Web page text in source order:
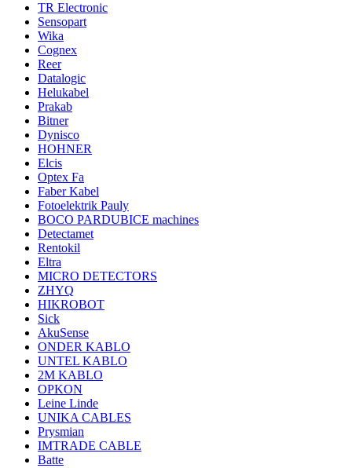
TR Electronic
Sensopart
Wika
Cognex
Reer
Datalogic
Helukabel
Prakab
Bitner
Dynisco
HOHNER
Elcis
Optex Fa
Faber Kabel
Fotoelektrik Pauly
BOCO PARDUBICE machines
Detectamet
Rentokil
Eltra
MICRO DETECTORS
ZHYQ
HIKROBOT
Sick
AkuSense
ONDER KABLO
UNTEL KABLO
2M KABLO
OPKON
Leine Linde
UNIKA CABLES
Prysmian
IMTRADE CABLE
Batte